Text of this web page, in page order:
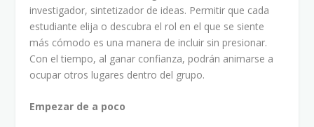
investigador, sintetizador de ideas. Permitir que cada
estudiante elija o descubra el rol en el que se siente
más cómodo es una manera de incluir sin presionar.
Con el tiempo, al ganar confianza, podrán animarse a
ocupar otros lugares dentro del grupo.
Empezar de a poco